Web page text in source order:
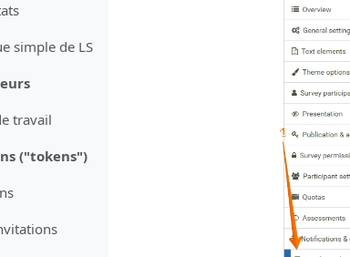
simple de LS
travail
("tokens")